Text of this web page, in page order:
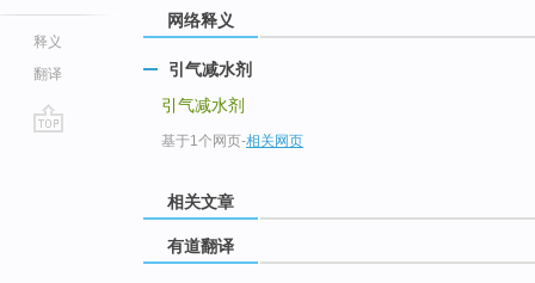
释义
翻译
网络释义
引气减水剂
引气减水剂
基于1个网页-相关网页
相关文章
有道翻译